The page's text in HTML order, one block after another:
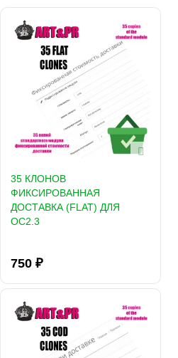
35 КЛОНОВ
ФИКСИРОВАННАЯ
ДОСТАВКА (FLAT) ДЛЯ
OC2.3
750 ₽